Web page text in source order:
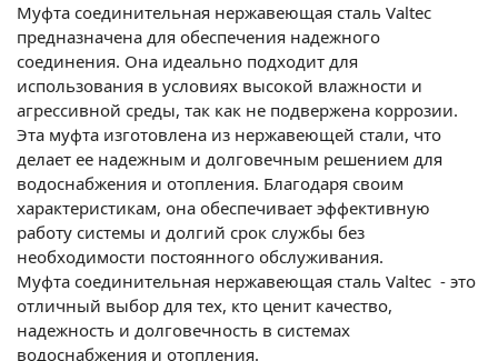
Муфта соединительная нержавеющая сталь Valtec
предназначена для обеспечения надежного
соединения. Она идеально подходит для
использования в условиях высокой влажности и
агрессивной среды, так как не подвержена коррозии.
Эта муфта изготовлена из нержавеющей стали, что
делает ее надежным и долговечным решением для
водоснабжения и отопления. Благодаря своим
характеристикам, она обеспечивает эффективную
работу системы и долгий срок службы без
необходимости постоянного обслуживания.
Муфта соединительная нержавеющая сталь Valtec - это
отличный выбор для тех, кто ценит качество,
надежность и долговечность в системах
водоснабжения и отопления.